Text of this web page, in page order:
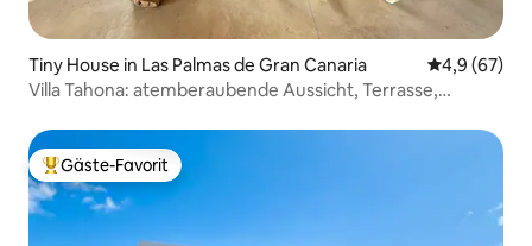
Tiny House in Las Palmas de Gran Canaria
4,9 (67)
Villa Tahona: atemberaubende Aussicht, Terrasse,
Beliebter Gäste-Favorit.
Gäste-Favorit